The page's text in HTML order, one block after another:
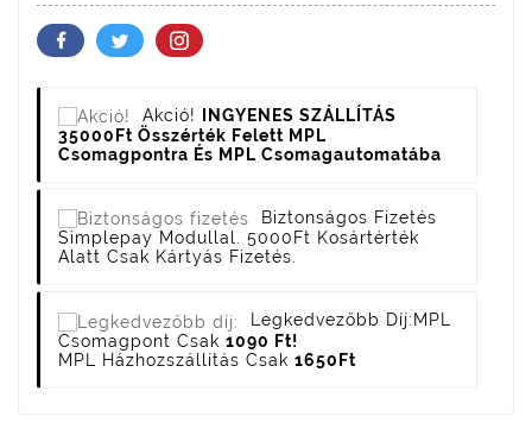
Akció!
INGYENES SZÁLLÍTÁS
35000Ft Összérték Felett MPL
Csomagpontra És MPL Csomagautomatába
Biztonságos Fizetés
Simplepay Modullal. 5000Ft Kosártérték
Alatt Csak Kártyás Fizetés.
Legkedvezőbb Díj: MPL
Csomagpont Csak 1090 Ft!
MPL Házhozszállítás Csak 1650Ft